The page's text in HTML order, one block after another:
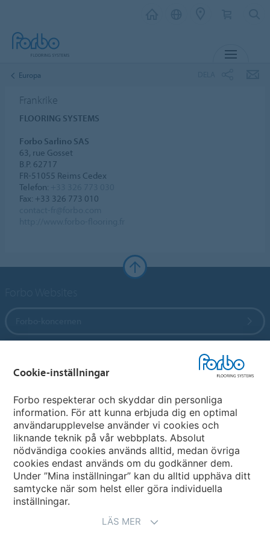
Europa
Frankrike
FLOORING SYSTEMS
Forbo Sarlino SAS
63, rue Gosset
B.P. 62717
FR-51055 Reims Cedex
Telefon:
Fax: +33 326 773 010
Välj land
Välj ditt land
Cookie-inställningar
Forbo respekterar och skyddar din personliga
information. För att kunna erbjuda dig en optimal
användarupplevelse använder vi cookies och
liknande teknik på vår webbplats. Absolut
nödvändiga cookies används alltid, medan övriga
cookies endast används om du godkänner dem.
Under ”Mina inställningar” kan du alltid upphäva ditt
samtycke när som helst eller göra individuella
inställningar.
LÄS MER